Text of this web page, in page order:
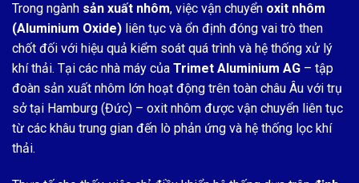
Trong ngành sản xuất nhôm, việc vận chuyển oxit nhôm
(Aluminium Oxide) liên tục và ổn định đóng vai trò then
chốt đối với hiệu quả kiểm soát quá trình và hệ thống xử lý
khí thải. Tại các nhà máy của Trimet Aluminium AG – tập
đoàn sản xuất nhôm lớn hoạt động trên toàn châu Âu với trụ
sở tại Hamburg (Đức) – oxit nhôm được vận chuyển liên tục
từ các khâu trung gian đến lò phản ứng và hệ thống lọc khí
thải.